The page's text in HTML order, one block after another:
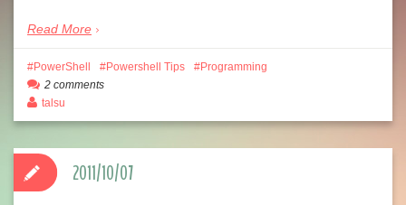
Read More
PowerShell Powershell Tips
Programming
2 comments
talsu
2011/10/07